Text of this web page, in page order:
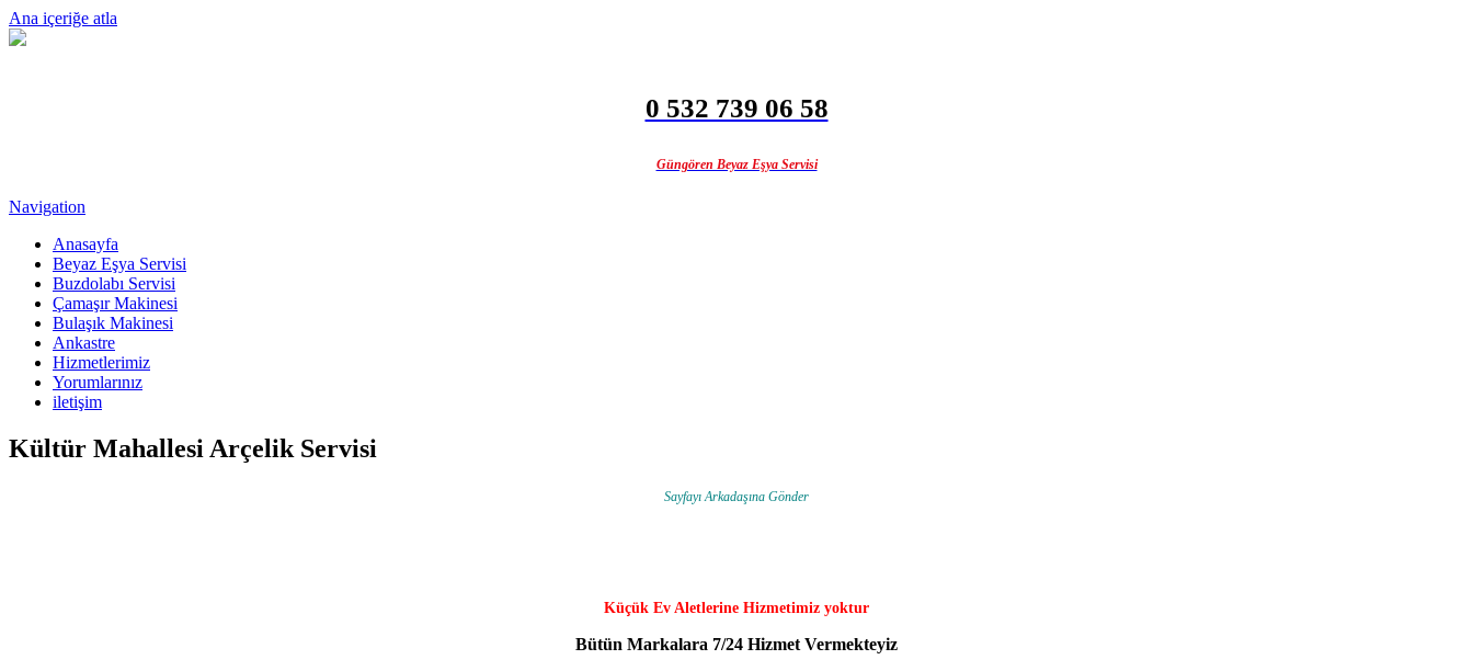
Ana içeriğe atla
0 532 739 06 58
Güngören Beyaz Eşya Servisi
Navigation
Anasayfa
Beyaz Eşya Servisi
Buzdolabı Servisi
Çamaşır Makinesi
Bulaşık Makinesi
Ankastre
Hizmetlerimiz
Yorumlarınız
iletişim
Kültür Mahallesi Arçelik Servisi
Sayfayı Arkadaşına Gönder
Küçük Ev Aletlerine Hizmetimiz yoktur
Bütün Markalara 7/24 Hizmet Vermekteyiz